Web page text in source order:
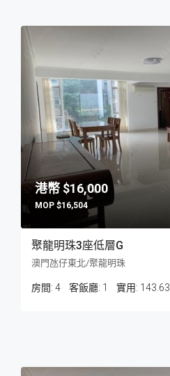
$16,000
$16,504
聚龍明珠3座低層G
澳門氹仔東北/聚龍明珠
房間: 4 客飯廳: 1 143.63